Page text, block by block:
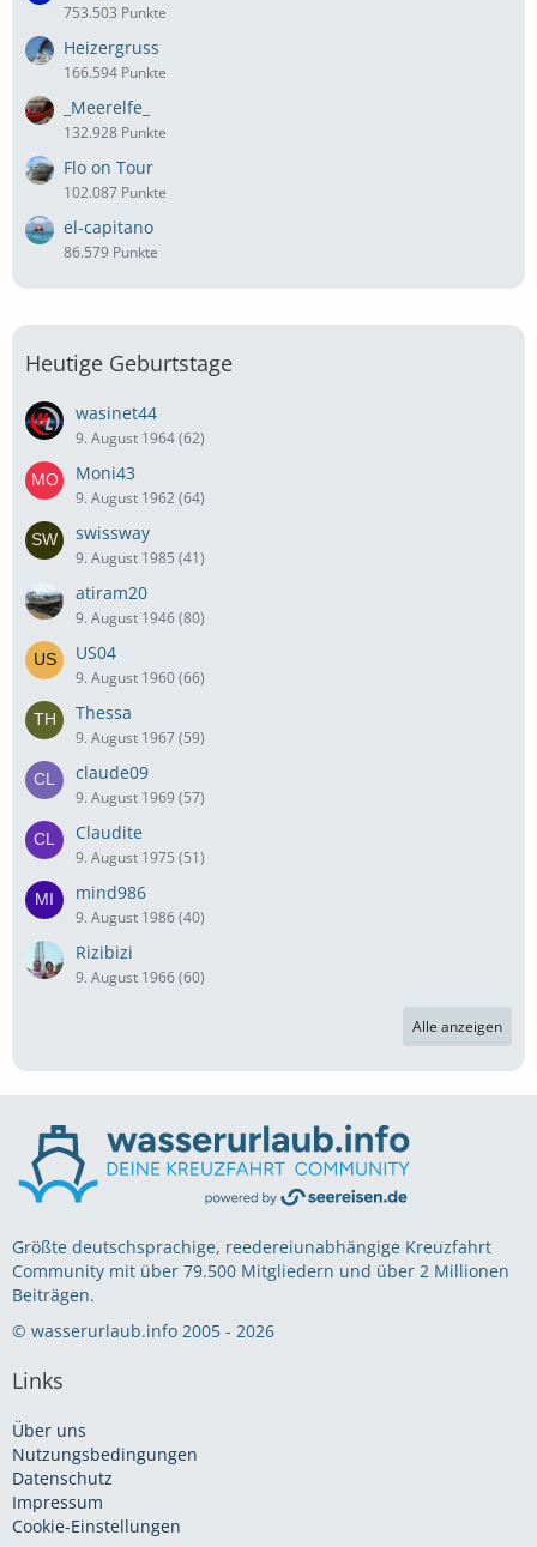
753.503 Punkte
Heizergruss
166.594 Punkte
_Meerelfe_
132.928 Punkte
Flo on Tour
102.087 Punkte
el-capitano
86.579 Punkte
Heutige Geburtstage
wasinet44
9. August 1964 (62)
Moni43
9. August 1962 (64)
swissway
9. August 1985 (41)
atiram20
9. August 1946 (80)
US04
9. August 1960 (66)
Thessa
9. August 1967 (59)
claude09
9. August 1969 (57)
Claudite
9. August 1975 (51)
mind986
9. August 1986 (40)
Rizibizi
9. August 1966 (60)
Alle anzeigen
Größte deutschsprachige, reedereiunabhängige Kreuzfahrt
Community mit über 79.500 Mitgliedern und über 2 Millionen
Beiträgen.
© wasserurlaub.info 2005 - 2026
Links
Über uns
Nutzungsbedingungen
Datenschutz
Impressum
Cookie-Einstellungen